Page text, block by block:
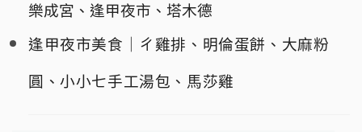
樂成宮、逢甲夜市、塔木德
逢甲夜市美食｜ㄔ雞排、明倫蛋餅、大麻粉
圓、小小七手工湯包、馬莎雞